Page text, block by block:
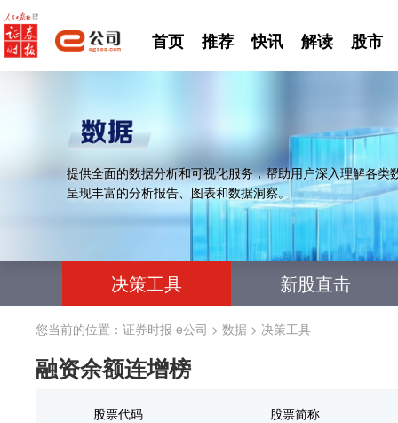
首页 推荐 快讯 解读 股市
提供全面的数据分析和可视化服务，帮助用户深入理解各
呈现丰富的分析报告、图表和数据洞察。
决策工具 新股直击
您当前的位置： 证券时报·e公司 > 数据 > 决策工具
融资余额连增榜
股票代码 股票简称